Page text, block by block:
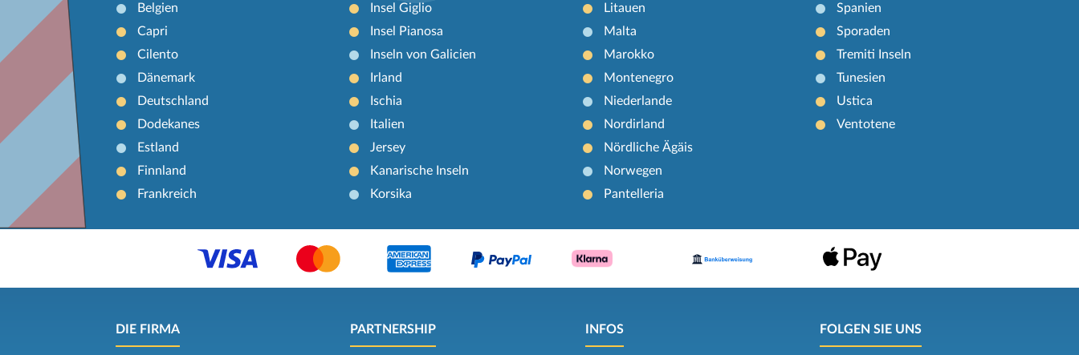
Belgien
Capri
Cilento
Dänemark
Deutschland
Dodekanes
Estland
Finnland
Frankreich
Insel Giglio
Insel Pianosa
Inseln von Galicien
Irland
Ischia
Italien
Jersey
Kanarische Inseln
Korsika
Litauen
Malta
Marokko
Montenegro
Niederlande
Nordirland
Nördliche Ägäis
Norwegen
Pantelleria
Spanien
Sporaden
Tremiti Inseln
Tunesien
Ustica
Ventotene
DIE FIRMA PARTNERSHIP INFOS FOLGEN SIE UNS